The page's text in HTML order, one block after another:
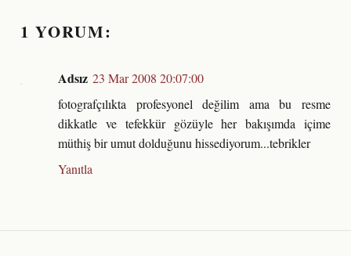
1 YORUM:
Adsız 23 Mar 2008 20:07:00
fotografçılıkta profesyonel değilim ama bu resme
dikkatle ve tefekkür gözüyle her bakışımda içime
müthiş bir umut dolduğunu hissediyorum...tebrikler
Yanıtla